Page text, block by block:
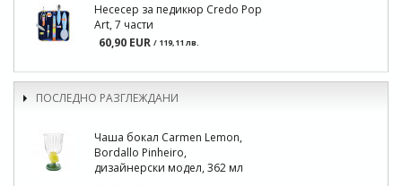
Несесер за педикюр Credo Pop
Art, 7 части
60,90 EUR / 119,11 лв.
ПОСЛЕДНО РАЗГЛЕЖДАНИ
Чаша бокал Carmen Lemon,
Bordallo Pinheiro,
дизайнерски модел, 362 мл